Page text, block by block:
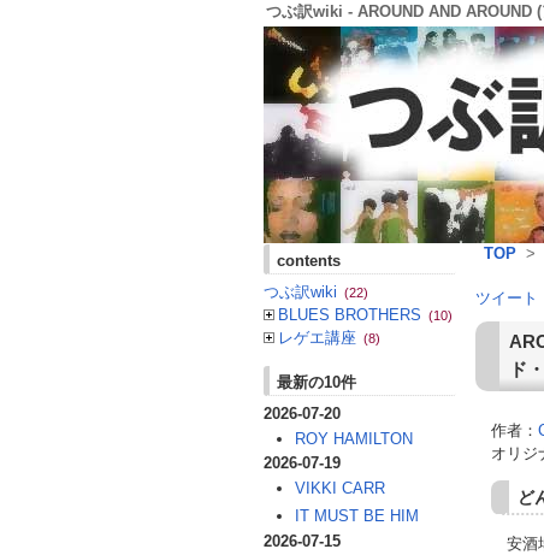
つぶ訳wiki - AROUND AND AROUND
TOP >
ツイート
ド
作者：
オリジ
ど
安酒
contents
つぶ訳wiki (22)
BLUES BROTHERS (10)
レゲエ講座 (8)
最新の10件
2026-07-20
ROY HAMILTON
2026-07-19
VIKKI CARR
IT MUST BE HIM
2026-07-15